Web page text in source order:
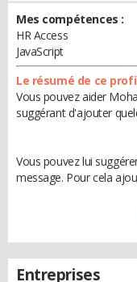
Mes compétences :
HR Access
JavaScript
Le résumé de ce
Vous pouvez aider
suggérant d'ajouter
Vous pouvez lui
message. Pour cela
Entreprises